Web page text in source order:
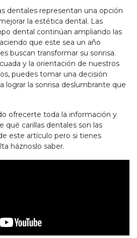
dentales representan una opción
la estética dental. Las
dental continúan ampliando las
que este sea un año
buscan transformar su sonrisa.
y la orientación de nuestros
puedes tomar una decisión
lograr la sonrisa deslumbrante que
ofrecerte toda la información y
qué carillas dentales son las
este artículo pero si tienes
háznoslo saber.